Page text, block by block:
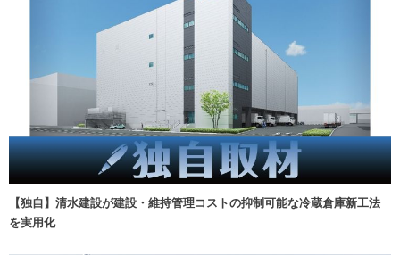
【独自】清水建設が建設・維持管理コストの抑制可能な冷蔵倉庫新工法
を実用化